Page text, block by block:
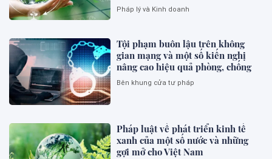
Pháp lý và Kinh doanh
Tội phạm buôn lậu trên không
gian mạng và một số kiến nghị
nâng cao hiệu quả phòng, chống
Bên khung cửa tư pháp
Pháp luật về phát triển kinh tế
xanh của một số nước và những
gợi mở cho Việt Nam